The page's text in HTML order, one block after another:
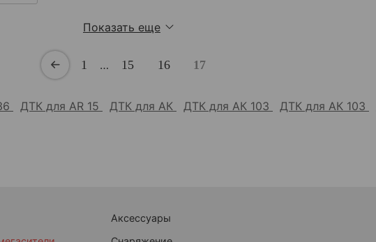
Показать еще
1 … 15 16 17
ДТК для AR 15 ДТК для АК ДТК для АК 103 ДТК для АК 103
Аксессуары